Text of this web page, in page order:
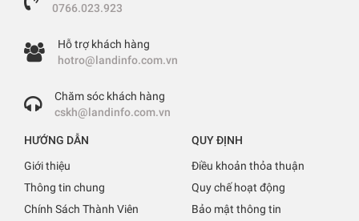
0766.023.923
Hỗ trợ khách hàng
hotro@landinfo.com.vn
Chăm sóc khách hàng
cskh@landinfo.com.vn
HƯỚNG DẪN
Giới thiệu
Thông tin chung
Chính Sách Thành Viên
QUY ĐỊNH
Điều khoản thỏa thuận
Quy chế hoạt động
Bảo mật thông tin